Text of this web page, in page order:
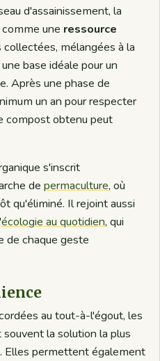
d'assainissement, la
une ressource
collectées, mélangées à la
base idéale pour un
Après une phase de
un an pour respecter
compost obtenu peut
s'inscrit
depermaculture, où
qu'éliminé. Il rejoint aussi
écologie au quotidien, qui
de chaque geste
au tout-à-l'égout, les
la solution la plus
Elles permettent également